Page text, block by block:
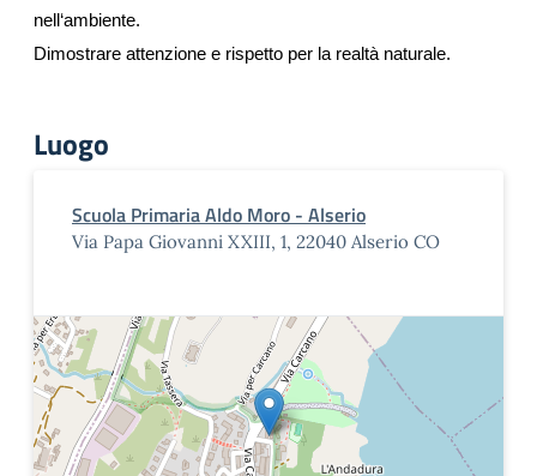
nell‘ambiente.
Dimostrare attenzione e rispetto per la realtà naturale.
Luogo
Scuola Primaria Aldo Moro - Alserio
Via Papa Giovanni XXIII, 1, 22040 Alserio CO